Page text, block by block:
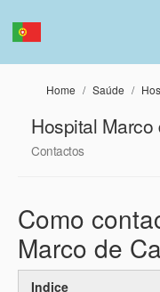
Home Saúde
Hospital
Contactos
Como
Marco de
Indice